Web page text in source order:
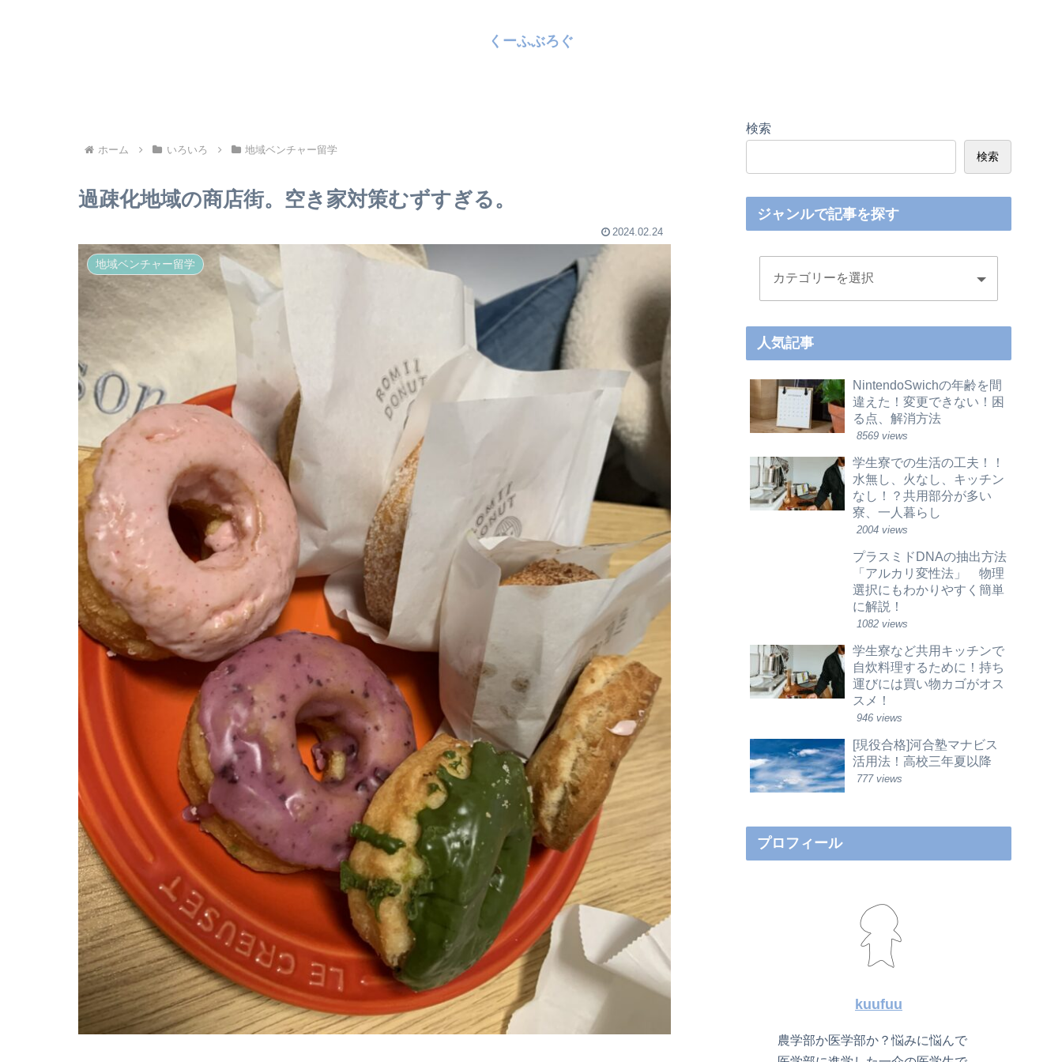
くーふぶろぐ
ホーム いろいろ 地域ベンチャー留学
過疎化地域の商店街。空き家対策むずすぎる。
2024.02.24
地域ベンチャー留学
検索
検索
ジャンルで記事を探す
人気記事
NintendoSwichの年齢を間
違えた！変更できない！困
る点、解消方法
8569 views
学生寮での生活の工夫！！
水無し、火なし、キッチン
なし！？共用部分が多い
寮、一人暮らし
2004 views
プラスミドDNAの抽出方法
「アルカリ変性法」 物理
選択にもわかりやすく簡単
に解説！
1082 views
学生寮など共用キッチンで
自炊料理するために！持ち
運びには買い物カゴがオス
スメ！
946 views
[現役合格]河合塾マナビス
活用法！高校三年夏以降
777 views
プロフィール
kuufuu
農学部か医学部か？悩みに悩んで